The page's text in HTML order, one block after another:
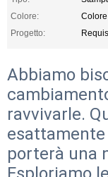
Colore:
Progetto:
Abbiamo
ravvivarle.
porterà una